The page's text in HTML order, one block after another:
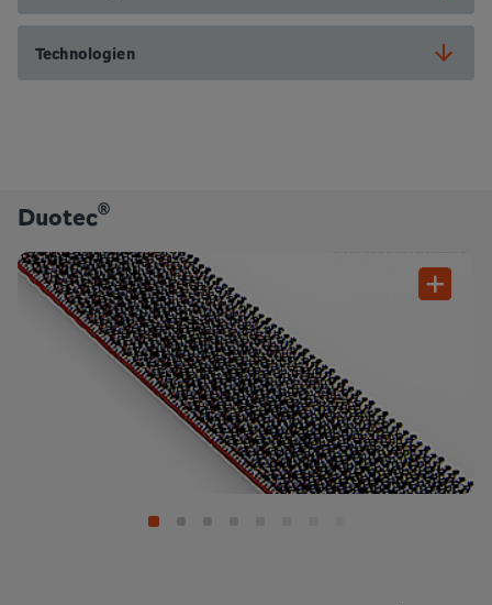
Technologien
Duotec®